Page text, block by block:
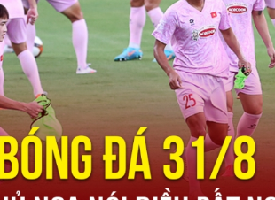
Tiêu dùng
Chứng khoán
Giá cà phê